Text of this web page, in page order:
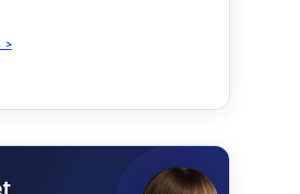
>